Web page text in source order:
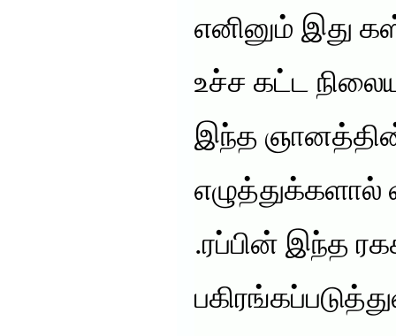
எனினும் இது
உச்ச கட்ட
இந்த
எழுத்துக்களால்
.ரப்பின் இந்த